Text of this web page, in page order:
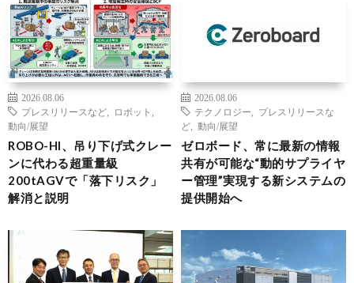
2026.08.06
プレスリリースなど
ロボット
動向/展望
ROBO-HI、吊り下げ式クレー
ンに代わる超重量級
200tAGVで「落下リスク」
解消と説明
2026.08.06
テクノロジー
プレスリリースな
ど
動向/展望
ゼロボード、常に最新の情報
共有が可能な“動的サプライヤ
ー管理”実現する新システムの
提供開始へ